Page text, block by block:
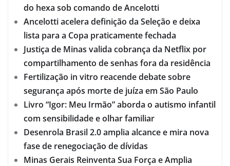
do hexa sob comando de Ancelotti
Ancelotti acelera definição da Seleção e deixa
lista para a Copa praticamente fechada
Justiça de Minas valida cobrança da Netflix por
compartilhamento de senhas fora da residência
Fertilização in vitro reacende debate sobre
segurança após morte de juíza em São Paulo
Livro “Igor: Meu Irmão” aborda o autismo infantil
com sensibilidade e olhar familiar
Desenrola Brasil 2.0 amplia alcance e mira nova
fase de renegociação de dívidas
Minas Gerais Reinventa Sua Força e Amplia